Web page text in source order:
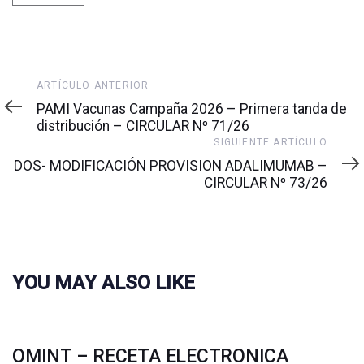
Artículo
anterior
ARTÍCULO ANTERIOR
PAMI Vacunas Campaña 2026 – Primera tanda de
distribución – CIRCULAR Nº 71/26
artículo
SIGUIENTE ARTÍCULO
DOS- MODIFICACIÓN PROVISION ADALIMUMAB –
CIRCULAR Nº 73/26
YOU MAY ALSO LIKE
OMINT – RECETA ELECTRONICA